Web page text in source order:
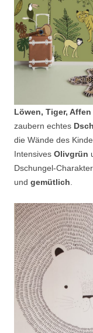
Löwen, Tiger,
zaubern echtes
die Wände des
Intensives Olivgrün
Dschungel-
und gemütlich